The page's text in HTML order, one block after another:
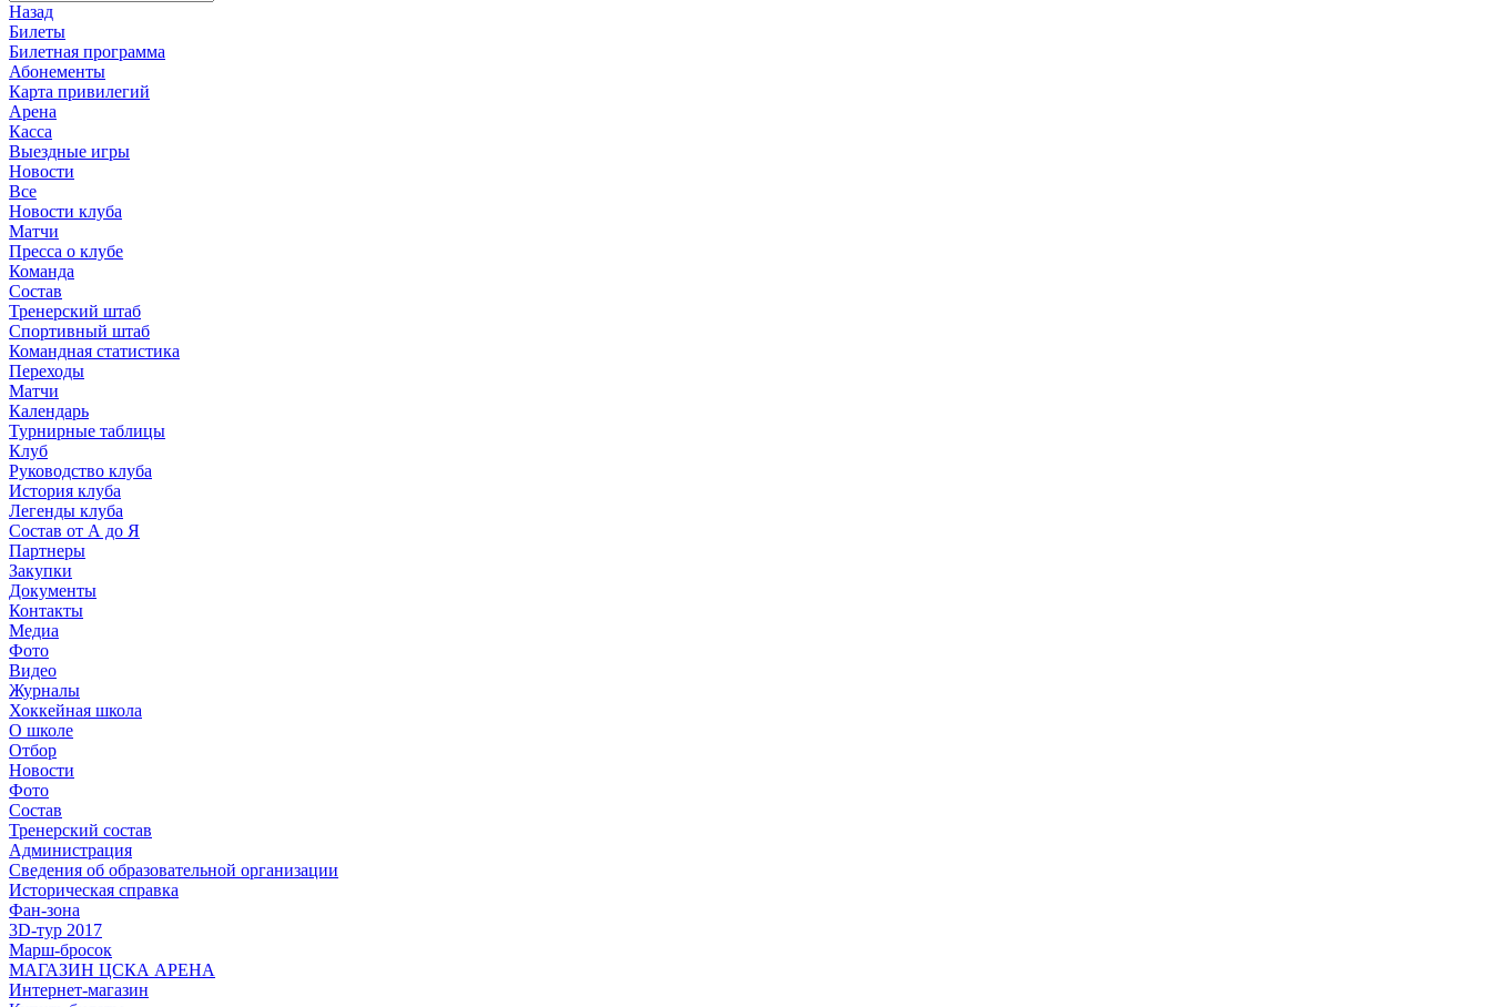
Назад
Билеты
Билетная программа
Абонементы
Карта привилегий
Арена
Касса
Выездные игры
Новости
Все
Новости клуба
Матчи
Пресса о клубе
Команда
Состав
Тренерский штаб
Спортивный штаб
Командная статистика
Переходы
Матчи
Календарь
Турнирные таблицы
Клуб
Руководство клуба
История клуба
Легенды клуба
Состав от А до Я
Партнеры
Закупки
Документы
Контакты
Медиа
Фото
Видео
Журналы
Хоккейная школа
О школе
Отбор
Новости
Фото
Состав
Тренерский состав
Администрация
Сведения об образовательной организации
Историческая справка
Фан-зона
3D-тур 2017
Марш-бросок
МАГАЗИН ЦСКА АРЕНА
Интернет-магазин